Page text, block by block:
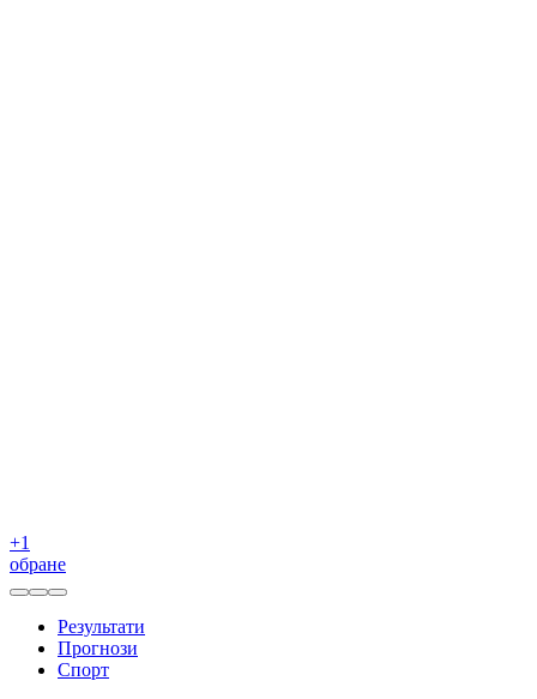
+1
обране
Результати
Прогнози
Спорт